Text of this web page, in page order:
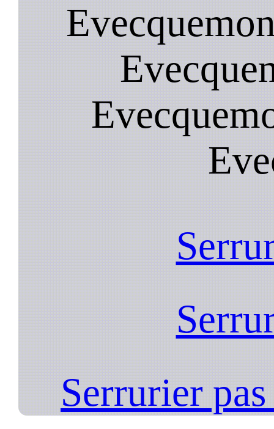
Serrurier